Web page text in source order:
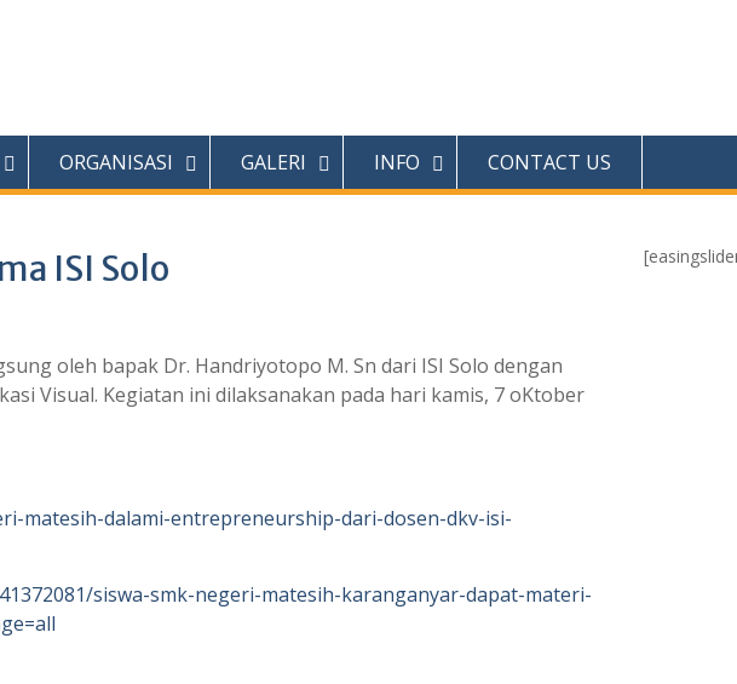
ORGANISASI GALERI INFO CONTACT US
ISI Solo
oleh bapak Dr. Handriyotopo M. Sn dari ISI Solo dengan
Visual. Kegiatan ini dilaksanakan pada hari kamis, 7 oKtober
matesih-dalami-entrepreneurship-dari-dosen-dkv-isi-
siswa-smk-negeri-matesih-karanganyar-dapat-materi-